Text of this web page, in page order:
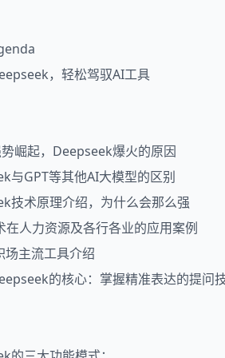
，轻松驾驭AI工具
崛起，Deepseek爆火的原因
与GPT等其他AI大模型的区别
技术原理介绍，为什么会那么强
在人力资源及各行各业的应用案例
场主流工具介绍
的核心：掌握精准表达的提问